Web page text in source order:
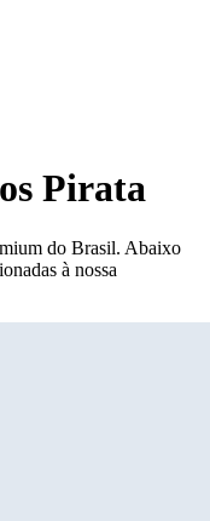
Pirata
do Brasil. Abaixo
à nossa